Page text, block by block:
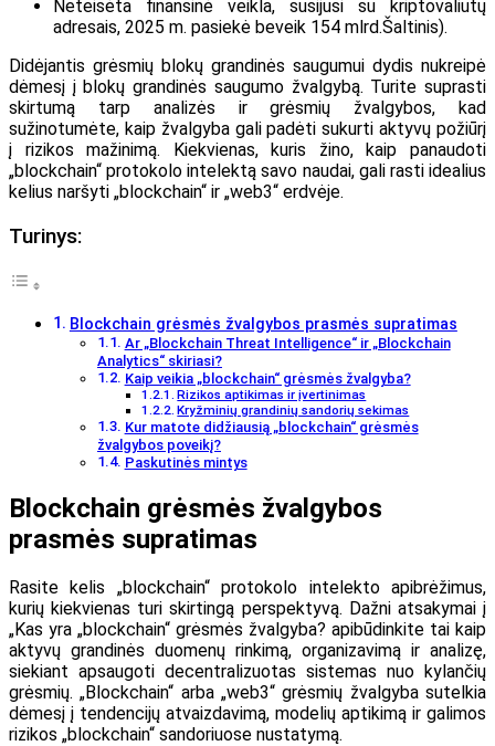
Neteisėta finansinė veikla, susijusi su kriptovaliutų
adresais, 2025 m. pasiekė beveik 154 mlrd.Šaltinis).
Didėjantis grėsmių blokų grandinės saugumui dydis nukreipė
dėmesį į blokų grandinės saugumo žvalgybą. Turite suprasti
skirtumą tarp analizės ir grėsmių žvalgybos, kad
sužinotumėte, kaip žvalgyba gali padėti sukurti aktyvų požiūrį
į rizikos mažinimą. Kiekvienas, kuris žino, kaip panaudoti
„blockchain“ protokolo intelektą savo naudai, gali rasti idealius
kelius naršyti „blockchain“ ir „web3“ erdvėje.
Turinys:
Blockchain grėsmės žvalgybos prasmės supratimas
Ar „Blockchain Threat Intelligence“ ir „Blockchain
Analytics“ skiriasi?
Kaip veikia „blockchain“ grėsmės žvalgyba?
Rizikos aptikimas ir įvertinimas
Kryžminių grandinių sandorių sekimas
Kur matote didžiausią „blockchain“ grėsmės
žvalgybos poveikį?
Paskutinės mintys
Blockchain grėsmės žvalgybos
prasmės supratimas
Rasite kelis „blockchain“ protokolo intelekto apibrėžimus,
kurių kiekvienas turi skirtingą perspektyvą. Dažni atsakymai į
„Kas yra „blockchain“ grėsmės žvalgyba? apibūdinkite tai kaip
aktyvų grandinės duomenų rinkimą, organizavimą ir analizę,
siekiant apsaugoti decentralizuotas sistemas nuo kylančių
grėsmių. „Blockchain“ arba „web3“ grėsmių žvalgyba sutelkia
dėmesį į tendencijų atvaizdavimą, modelių aptikimą ir galimos
rizikos „blockchain“ sandoriuose nustatymą.